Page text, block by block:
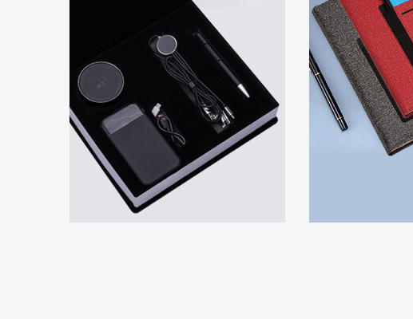
POWERBANK
POWERBANK